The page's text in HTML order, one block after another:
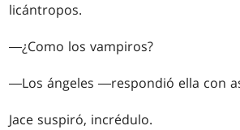
licántropos.
―¿Como los vampiros?
―Los ángeles ―respondió ella con
Jace suspiró, incrédulo.